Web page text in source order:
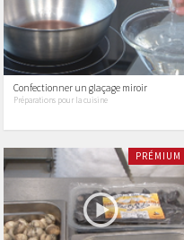
Confectionner un glaçage miroir
Préparations pour la cuisine
PRÉMIUM